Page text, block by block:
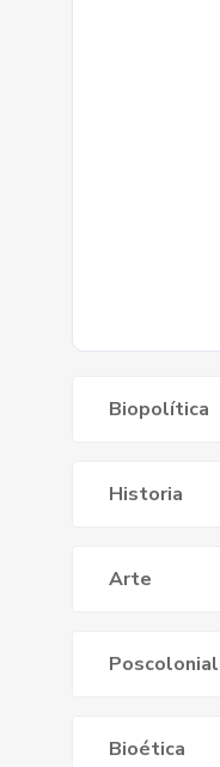
Biopolítica
Historia
Arte
Bioética